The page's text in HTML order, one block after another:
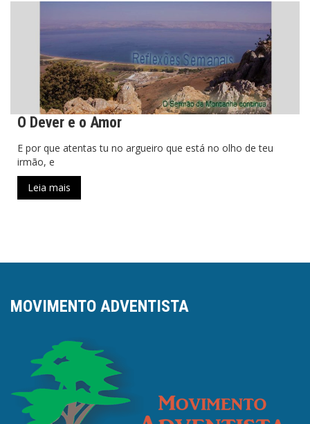
O Dever e o Amor
E por que atentas tu no argueiro que está no olho de teu
irmão, e
Leia mais
MOVIMENTO ADVENTISTA